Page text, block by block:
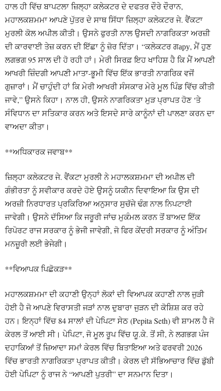
ਹਾਲ ਹੀ ਵਿੱਚ ਬਾਪਟਲਾ ਜ਼ਿਲ੍ਹਾ ਕਲੇਕਟਰ ਦੇ ਦਫਤਰ ਦੌਰੇ ਦੌਰਾਨ,
ਮਹਾਲਕਸ਼ਮਮਾ ਆਪਣੇ ਪੁੱਤਰ ਦੇ ਸਾਥ ਸਿੱਧਾ ਜ਼ਿਲ੍ਹਾ ਕਲੇਕਟਰ ਜੇ. ਵੈਂਕਟਾ
ਮੁਰਲੀ ਕੋਲ ਅਪੀਲ ਕੀਤੀ। ਉਸਨੇ ਫੁਰਤੀ ਨਾਲ ਉਸਦੀ ਨਾਗਰਿਕਤਾ ਅਰਜ਼ੀ
ਦੀ ਕਾਰਵਾਈ ਤੇਜ਼ ਕਰਨ ਦੀ ਇੱਛਾ ਨੂੰ ਜ਼ੋਰ ਦਿੱਤਾ। “ਕਲੇਕਟਰ ਗару, ਮੈਂ ਹੁਣ
ਲਗਭਗ 95 ਸਾਲ ਦੀ ਹੋ ਰਹੀ ਹਾਂ। ਮੇਰੀ ਸਿਰਫ਼ ਇਹ ਖਾਹਿਸ਼ ਹੈ ਕਿ ਮੈਂ ਆਪਣੀ
ਆਖਰੀ ਜ਼ਿੰਦਗੀ ਆਪਣੀ ਮਾਤਾ-ਭੂਮੀ ਵਿੱਚ ਇੱਕ ਭਾਰਤੀ ਨਾਗਰਿਕ ਵਜੋਂ
ਗੁਜ਼ਾਰਾਂ। ਮੈਂ ਚਾਹੁੰਦੀ ਹਾਂ ਕਿ ਮੇਰੀ ਆਖਰੀ ਸੰਸਕਾਰ ਮੇਰੇ ਮੂਲ ਪਿੰਡ ਵਿੱਚ ਕੀਤੀ
ਜਾਵੇ,” ਉਸਨੇ ਕਿਹਾ। ਨਾਲ ਹੀ, ਉਸਨੇ ਨਾਗਰਿਕਤਾ ਮੁੜ ਪ੍ਰਾਪਤ ਹੋਣ ‘ਤੇ
ਸੰਵਿਧਾਨ ਦਾ ਸਤਿਕਾਰ ਕਰਨ ਅਤੇ ਇਸਦੇ ਸਾਰੇ ਕਾਨੂੰਨਾਂ ਦੀ ਪਾਲਣਾ ਕਰਨ ਦਾ
ਵਾਅਦਾ ਕੀਤਾ।
**ਅਧਿਕਾਰਕ ਜਵਾਬ**
ਜ਼ਿਲ੍ਹਾ ਕਲੇਕਟਰ ਜੇ. ਵੈਂਕਟਾ ਮੁਰਲੀ ਨੇ ਮਹਾਲਕਸ਼ਮਮਾ ਦੀ ਅਪੀਲ ਦੀ
ਗੰਭੀਰਤਾ ਨੂੰ ਸਵੀਕਾਰ ਕਰਦੇ ਹੋਏ ਉਸਨੂੰ ਯਕੀਨ ਦਿਵਾਇਆ ਕਿ ਉਸ ਦੀ
ਅਰਜ਼ੀ ਨਿਰਧਾਰਤ ਪ੍ਰਕਿਰਿਆ ਅਨੁਸਾਰ ਸੁਚੱਜੇ ਢੰਗ ਨਾਲ ਨਿਪਟਾਈ
ਜਾਵੇਗੀ। ਉਸਨੇ ਦੱਸਿਆ ਕਿ ਜਰੂਰੀ ਜਾਂਚ ਮੁਕੰਮਲ ਕਰਨ ਤੋਂ ਬਾਅਦ ਇੱਕ
ਰਿਪੋਰਟ ਰਾਜ ਸਰਕਾਰ ਨੂੰ ਭੇਜੀ ਜਾਵੇਗੀ, ਜੋ ਫਿਰ ਕੇਂਦਰੀ ਸਰਕਾਰ ਨੂੰ ਅੰਤਿਮ
ਮਨਜ਼ੂਰੀ ਲਈ ਭੇਜੇਗੀ।
**ਵਿਆਪਕ ਪਿਛੋਕੜ**
ਮਹਾਲਕਸ਼ਮਮਾ ਦੀ ਕਹਾਣੀ ਉਨ੍ਹਾਂ ਲੋਕਾਂ ਦੀ ਵਿਆਪਕ ਕਹਾਣੀ ਨਾਲ ਜੁੜੀ
ਹੋਈ ਹੈ ਜੋ ਆਪਣੇ ਵਿਰਾਸਤੀ ਜੜਾਂ ਨਾਲ ਦੁਬਾਰਾ ਜੁੜਨ ਦੀ ਕੋਸ਼ਿਸ਼ ਕਰ ਰਹੇ
ਹਨ। ਇਨ੍ਹਾਂ ਵਿੱਚ 84 ਸਾਲਾਂ ਦੀ ਪੇਪਿਟਾ ਸੇਠ (Pepita Seth) ਵੀ ਸ਼ਾਮਲ ਹੈ ਜੋ
ਕੇਰਲ ਤੋਂ ਆਈ ਸੀ। ਪੇਪਿਟਾ, ਜੋ ਮੂਲ ਰੂਪ ਵਿੱਚ ਯੂ.ਕੇ. ਤੋਂ ਸੀ, ਨੇ ਲਗਭਗ ਪੰਜ
ਦਹਾਕਿਆਂ ਤੋਂ ਜ਼ਿਆਦਾ ਸਮਾਂ ਕੇਰਲ ਵਿੱਚ ਬਿਤਾਇਆ ਅਤੇ ਫਰਵਰੀ 2026
ਵਿੱਚ ਭਾਰਤੀ ਨਾਗਰਿਕਤਾ ਪ੍ਰਾਪਤ ਕੀਤੀ। ਕੇਰਲ ਦੀ ਸੱਭਿਆਚਾਰ ਵਿੱਚ ਡੁੱਬੀ
ਹੋਈ ਪੇਪਿਟਾ ਨੂੰ ਰਾਜ ਨੇ “ਆਪਣੀ ਪੁਤਰੀ” ਦਾ ਸਨਮਾਨ ਦਿਤਾ।